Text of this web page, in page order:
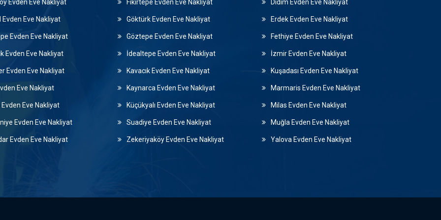
Evden Eve Nakliyat
Evden Eve Nakliyat
Evden Eve Nakliyat
Evden Eve Nakliyat
Evden Eve Nakliyat
Eve Nakliyat
Eve Nakliyat
Evden Eve Nakliyat
Evden Eve Nakliyat
Fikirtepe Evden Eve Nakliyat
Göktürk Evden Eve Nakliyat
Göztepe Evden Eve Nakliyat
İdealtepe Evden Eve Nakliyat
Kavacık Evden Eve Nakliyat
Kaynarca Evden Eve Nakliyat
Küçükyalı Evden Eve Nakliyat
Suadiye Evden Eve Nakliyat
Zekeriyaköy Evden Eve Nakliyat
Didim Evden Eve Nakliyat
Erdek Evden Eve Nakliyat
Fethiye Evden Eve Nakliyat
İzmir Evden Eve Nakliyat
Kuşadası Evden Eve Nakliyat
Marmaris Evden Eve Nakliyat
Milas Evden Eve Nakliyat
Muğla Evden Eve Nakliyat
Yalova Evden Eve Nakliyat